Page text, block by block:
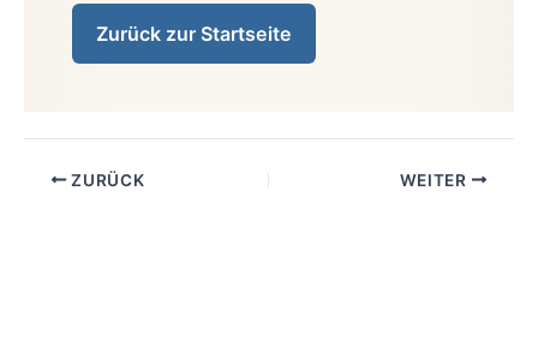
Zurück zur Startseite
ZURÜCK WEITER